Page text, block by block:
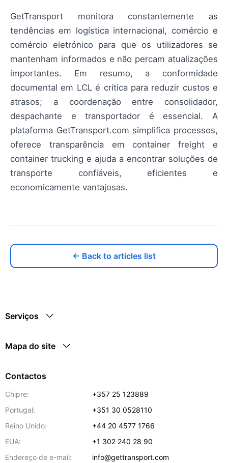
GetTransport monitora constantemente as
tendências em logística internacional, comércio e
comércio eletrónico para que os utilizadores se
mantenham informados e não percam atualizações
importantes. Em resumo, a conformidade
documental em LCL é crítica para reduzir custos e
atrasos; a coordenação entre consolidador,
despachante e transportador é essencial. A
plataforma GetTransport.com simplifica processos,
oferece transparência em container freight e
container trucking e ajuda a encontrar soluções de
transporte confiáveis, eficientes e
economicamente vantajosas.
← Back to articles list
Serviços
Mapa do site
Contactos
Chipre:
+357 25 123889
Portugal:
+351 30 0528110
Reino Unido:
+44 20 4577 1766
EUA:
+1 302 240 28 90
Endereço de e-mail:
info@gettransport.com